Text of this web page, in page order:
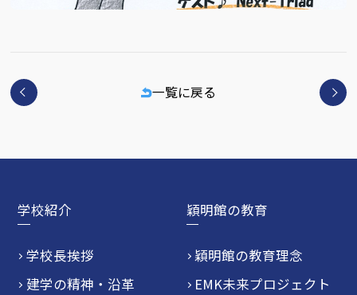
一覧に戻る
学校紹介
学校長挨拶
建学の精神・沿革
穎明館の教育
穎明館の教育理念
EMK未来プロジェクト